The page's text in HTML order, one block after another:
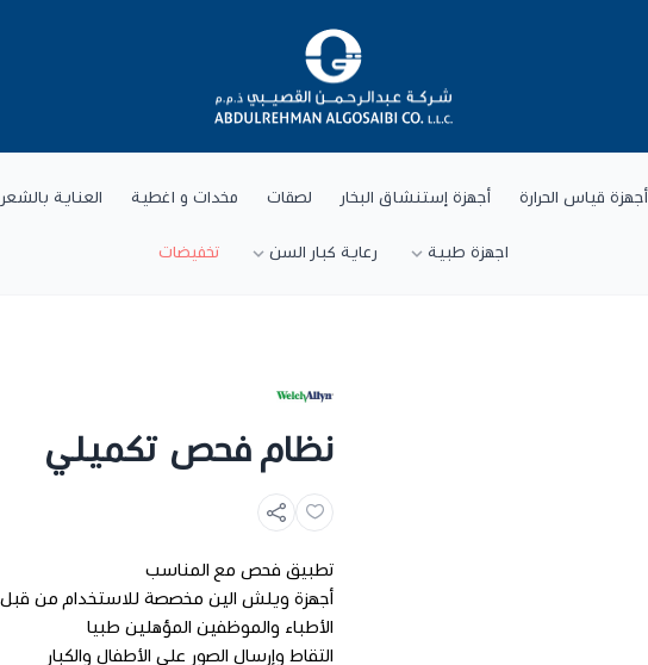
شركة عبد الرحمن القصيبي للتجارة العامة
أجهزة قياس الحرارة أجهزة إستنشاق البخار لصقات مخدات و اغطية العناية بالشعر
اجهزة طبية رعاية كبار السن تخفيضات
نظام فحص تكميلي
تطبيق فحص مع المناسب
أجهزة ويلش الين مخصصة للاستخدام من قبل
الأطباء والموظفين المؤهلين طبيا
التقاط وإرسال الصور على الأطفال والكبار